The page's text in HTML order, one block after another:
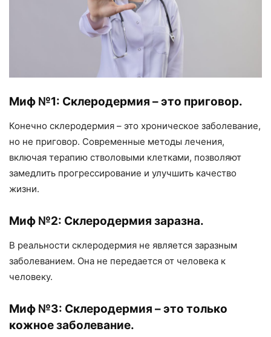
Миф №1: Склеродермия – это приговор.
Конечно склеродермия – это хроническое заболевание,
но не приговор. Современные методы лечения,
включая терапию стволовыми клетками, позволяют
замедлить прогрессирование и улучшить качество
жизни.
Миф №2: Склеродермия заразна.
В реальности склеродермия не является заразным
заболеванием. Она не передается от человека к
человеку.
Миф №3: Склеродермия – это только
кожное заболевание.